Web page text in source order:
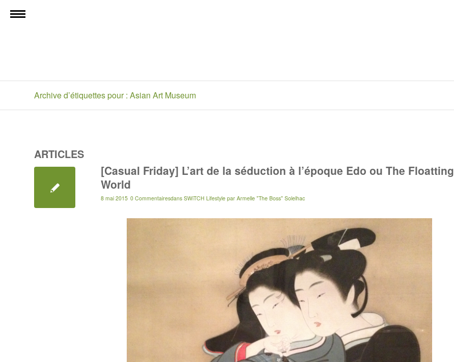
Archive d’étiquettes pour : Asian Art Museum
ARTICLES
[Casual Friday] L’art de la séduction à l’époque Edo ou The Floatting
World
8 mai 2015 0 Commentairesdans SWiTCH Lifestyle par Armelle "The Boss" Solelhac